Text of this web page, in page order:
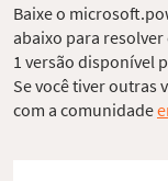
Baixe o
abaixo para
1 versão disponível
Se você tiver outras
com a comunidade